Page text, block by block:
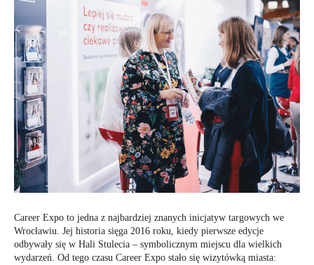
Career Expo to jedna z najbardziej znanych inicjatyw targowych we
Wrocławiu. Jej historia sięga 2016 roku, kiedy pierwsze edycje
odbywały się w Hali Stulecia – symbolicznym miejscu dla wielkich
wydarzeń. Od tego czasu Career Expo stało się wizytówką miasta: